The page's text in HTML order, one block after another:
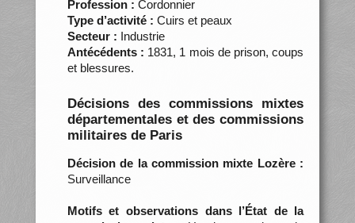
Profession : Cordonnier
Type d’activité : Cuirs et peaux
Secteur : Industrie
Antécédents : 1831, 1 mois de prison, coups
et blessures.
Décisions des commissions mixtes
départementales et des commissions
militaires de Paris
Décision de la commission mixte Lozère :
Surveillance
Motifs et observations dans l’État de la